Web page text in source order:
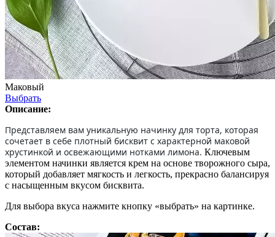
Маковый
Выбрать
Описание:
Представляем вам уникальную начинку для торта, которая
сочетает в себе плотный бисквит с характерной маковой
хрустинкой и освежающими нотками лимона. Ключевым
элементом начинки является крем на основе творожного сыра,
который добавляет мягкость и легкость, прекрасно балансируя
с насыщенным вкусом бисквита.
Для выбора вкуса нажмите кнопку «выбрать» на картинке.
Состав: